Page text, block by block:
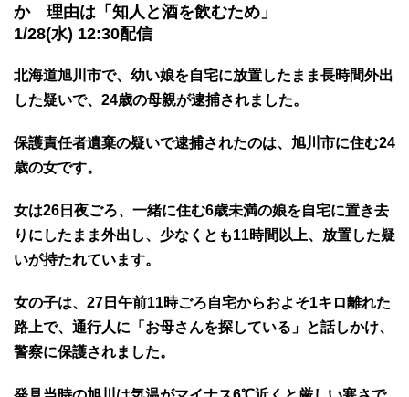
か 理由は「知人と酒を飲むため」
1/28(水) 12:30配信
北海道旭川市で、幼い娘を自宅に放置したまま長時間外出
した疑いで、24歳の母親が逮捕されました。
保護責任者遺棄の疑いで逮捕されたのは、旭川市に住む24
歳の女です。
女は26日夜ごろ、一緒に住む6歳未満の娘を自宅に置き去
りにしたまま外出し、少なくとも11時間以上、放置した疑
いが持たれています。
女の子は、27日午前11時ごろ自宅からおよそ1キロ離れた
路上で、通行人に「お母さんを探している」と話しかけ、
警察に保護されました。